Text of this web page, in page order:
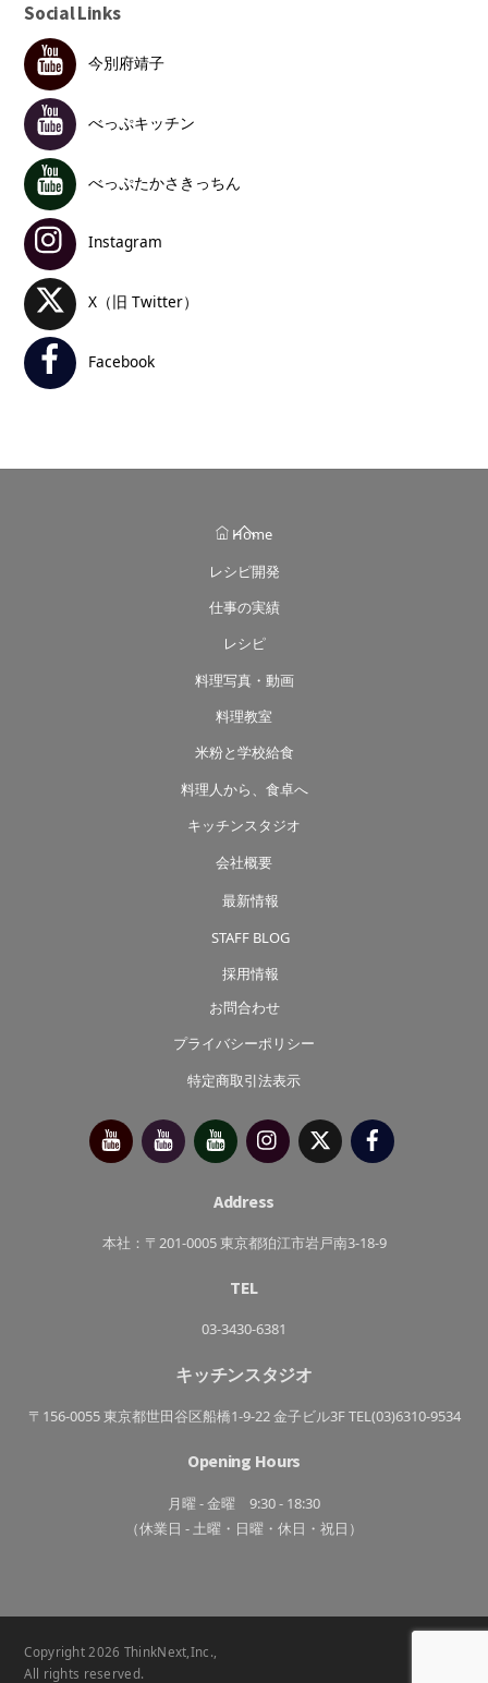
Social Links
今別府靖子
べっぷキッチン
べっぷたかさきっちん
Instagram
X（旧 Twitter）
Facebook
Back
Top
Home
レシピ開発
仕事の実績
レシピ
料理写真・動画
料理教室
米粉と学校給食
料理人から、食卓へ
キッチンスタジオ
会社概要
最新情報
STAFF BLOG
採用情報
お問合わせ
プライバシーポリシー
特定商取引法表示
今
別
府
べ
っ
ぷ
べ
っ
ぷ
き
ん
InstagramX（旧
Twitter）
Address
本社：〒201-0005 東京都狛江市岩戸南3-18-9
TEL
03-3430-6381
キッチンスタジオ
〒156-0055 東京都世田谷区船橋1-9-22 金子ビル3F TEL(03)6310-9534
Opening Hours
月曜 - 金曜 9:30 - 18:30
（休業日 - 土曜・日曜・休日・祝日）
Copyright 2026 ThinkNext,Inc.,
All rights reserved.